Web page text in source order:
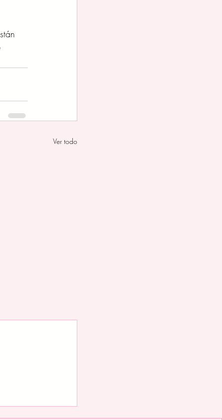
Ver todo